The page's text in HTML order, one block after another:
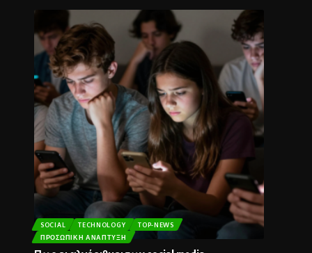
SOCIAL TECHNOLOGY
TOP-NEWS
ΠΡΟΣΩΠΙΚΉ ΑΝΆΠΤΥΞΗ